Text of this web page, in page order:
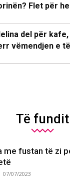
Flet për
del për
vëmendjen e
Të fundit
me fustan të zi
07/07/2023